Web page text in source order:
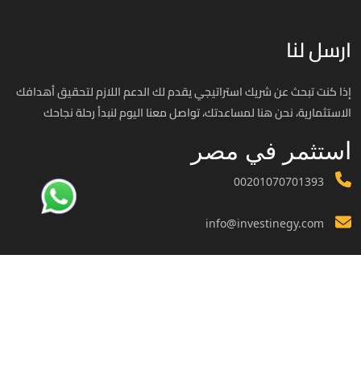
ارسل لنا
إذا كنت تبحث عن شريك استراتيجي يقدم لك الدعم اللازم لتحقيق أهدافك
الاستثمارية، نحن هنا لمساعدتك، تواصل معنا اليوم لنبدأ رحلة نجاحك
استثمر في مصر
00201070701393
info@investinegy.com